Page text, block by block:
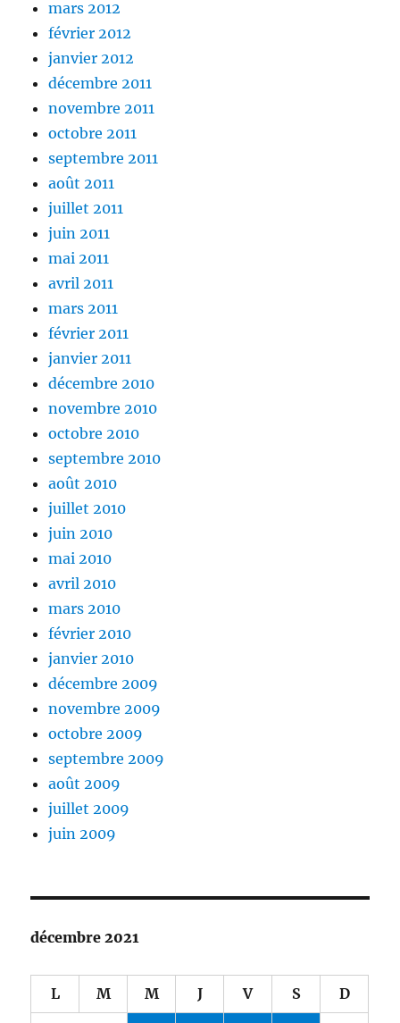
mars 2012
février 2012
janvier 2012
décembre 2011
novembre 2011
octobre 2011
septembre 2011
août 2011
juillet 2011
juin 2011
mai 2011
avril 2011
mars 2011
février 2011
janvier 2011
décembre 2010
novembre 2010
octobre 2010
septembre 2010
août 2010
juillet 2010
juin 2010
mai 2010
avril 2010
mars 2010
février 2010
janvier 2010
décembre 2009
novembre 2009
octobre 2009
septembre 2009
août 2009
juillet 2009
juin 2009
décembre 2021
L M M J V S D